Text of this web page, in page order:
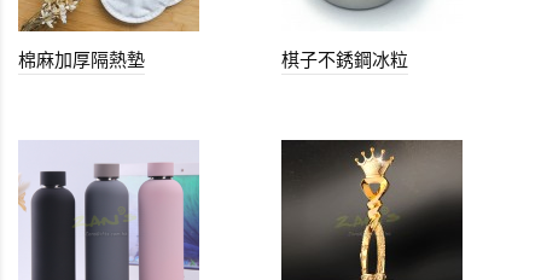
棉麻加厚隔熱墊 棋子不銹鋼冰粒